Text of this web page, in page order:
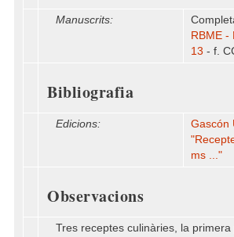
Manuscrits:
RBME -
13 - f.
Bibliografia
Edicions:
Gascón
ms ..."
Observacions
Tres receptes culinàries, la